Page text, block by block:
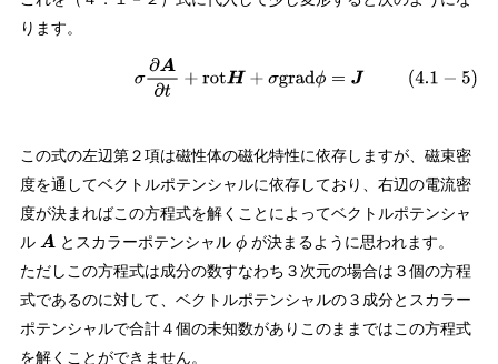
ります。
(4.1− 5) σ∂A∂t+ rot H+σgrad ϕ=
この式の左辺第２項は磁性体の磁化特性に依存しますが、磁束密
度を通してベクトルポテンシャルに依存しており、右辺の電流密
度が決まればこの方程式を解くことによってベクトルポテンシャ
ル A とスカラーポテンシャルϕ が決まるように思われます。
ただしこの方程式は成分の数すなわち３次元の場合は３個の方程
式であるのに対して、ベクトルポテンシャルの３成分とスカラー
ポテンシャルで合計４個の未知数がありこのままではこの方程式
を解くことができません。